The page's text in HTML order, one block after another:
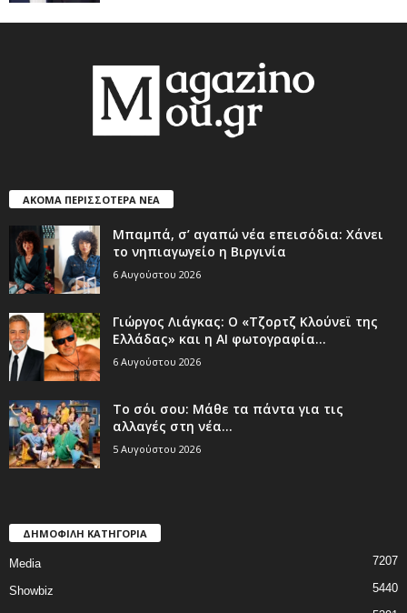
ΑΚΟΜΑ ΠΕΡΙΣΣΟΤΕΡΑ ΝΕΑ
Μπαμπά, σ’ αγαπώ νέα επεισόδια: Χάνει
το νηπιαγωγείο η Βιργινία
6 Αυγούστου 2026
Γιώργος Λιάγκας: Ο «Τζορτζ Κλούνεϊ της
Ελλάδας» και η AI φωτογραφία...
6 Αυγούστου 2026
Το σόι σου: Μάθε τα πάντα για τις
αλλαγές στη νέα...
5 Αυγούστου 2026
ΔΗΜΟΦΙΛΗ ΚΑΤΗΓΟΡΙΑ
Media 7207
Showbiz 5440